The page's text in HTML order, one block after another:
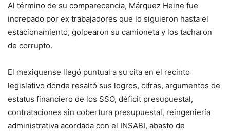
Al término de su comparecencia, Márquez Heine fue
increpado por ex trabajadores que lo siguieron hasta el
estacionamiento, golpearon su camioneta y los tacharon
de corrupto.
El mexiquense llegó puntual a su cita en el recinto
legislativo donde resaltó sus logros, cifras, argumentos de
estatus financiero de los SSO, déficit presupuestal,
contrataciones sin cobertura presupuestal, reingeniería
administrativa acordada con el INSABI, abasto de